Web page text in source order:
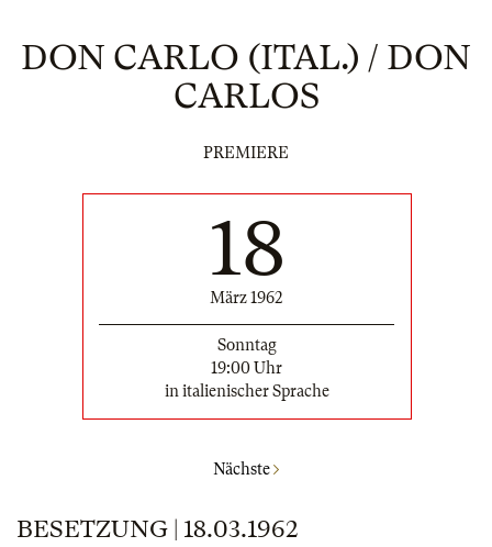
DON CARLO (ITAL.) / DON
CARLOS
PREMIERE
18
März 1962
Sonntag
19:00 Uhr
in italienischer Sprache
Nächste
BESETZUNG | 18.03.1962